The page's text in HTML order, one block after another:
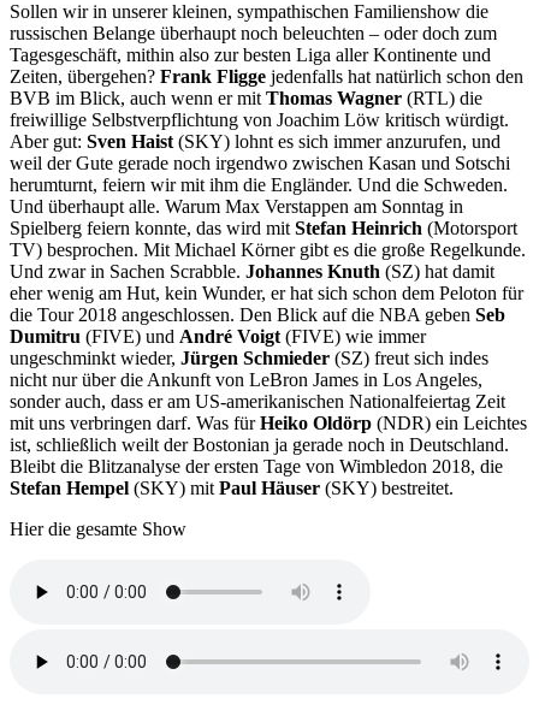
Sollen wir in unserer kleinen, sympathischen Familienshow die
russischen Belange überhaupt noch beleuchten – oder doch zum
Tagesgeschäft, mithin also zur besten Liga aller Kontinente und
Zeiten, übergehen? Frank Fligge jedenfalls hat natürlich schon den
BVB im Blick, auch wenn er mitThomas Wagner (RTL) die
freiwillige Selbstverpflichtung von Joachim Löw kritisch würdigt.
Aber gut: Sven Haist(SKY) lohnt es sich immer anzurufen, und
weil der Gute gerade noch irgendwo zwischen Kasan und Sotschi
herumturnt, feiern wir mit ihm die Engländer. Und die Schweden.
Und überhaupt alle. Warum Max Verstappen am Sonntag in
Spielberg feiern konnte, das wird mitStefan Heinrich (Motorsport
TV) besprochen. Mit Michael Körner gibt es die große Regelkunde.
Und zwar in Sachen Scrabble. Johannes Knuth (SZ) hat damit
eher wenig am Hut, kein Wunder, er hat sich schon dem Peloton für
die Tour 2018 angeschlossen. Den Blick auf die NBA geben Seb
Dumitru (FIVE) und André Voigt(FIVE) wie immer
ungeschminkt wieder, Jürgen Schmieder (SZ) freut sich indes
nicht nur über die Ankunft von LeBron James in Los Angeles,
sonder auch, dass er am US-amerikanischen Nationalfeiertag Zeit
mit uns verbringen darf. Was fürHeiko Oldörp (NDR) ein Leichtes
ist, schließlich weilt der Bostonian ja gerade noch in Deutschland.
Bleibt die Blitzanalyse der ersten Tage von Wimbledon 2018, die
Stefan Hempel (SKY) mitPaul Häuser (SKY) bestreitet.
Hier die gesamte Show